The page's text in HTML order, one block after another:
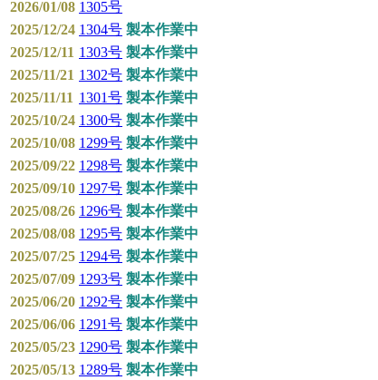
2026/01/08 1305号
2025/12/24 1304号 製本作業中
2025/12/11 1303号 製本作業中
2025/11/21 1302号 製本作業中
2025/11/11 1301号 製本作業中
2025/10/24 1300号 製本作業中
2025/10/08 1299号 製本作業中
2025/09/22 1298号 製本作業中
2025/09/10 1297号 製本作業中
2025/08/26 1296号 製本作業中
2025/08/08 1295号 製本作業中
2025/07/25 1294号 製本作業中
2025/07/09 1293号 製本作業中
2025/06/20 1292号 製本作業中
2025/06/06 1291号 製本作業中
2025/05/23 1290号 製本作業中
2025/05/13 1289号 製本作業中